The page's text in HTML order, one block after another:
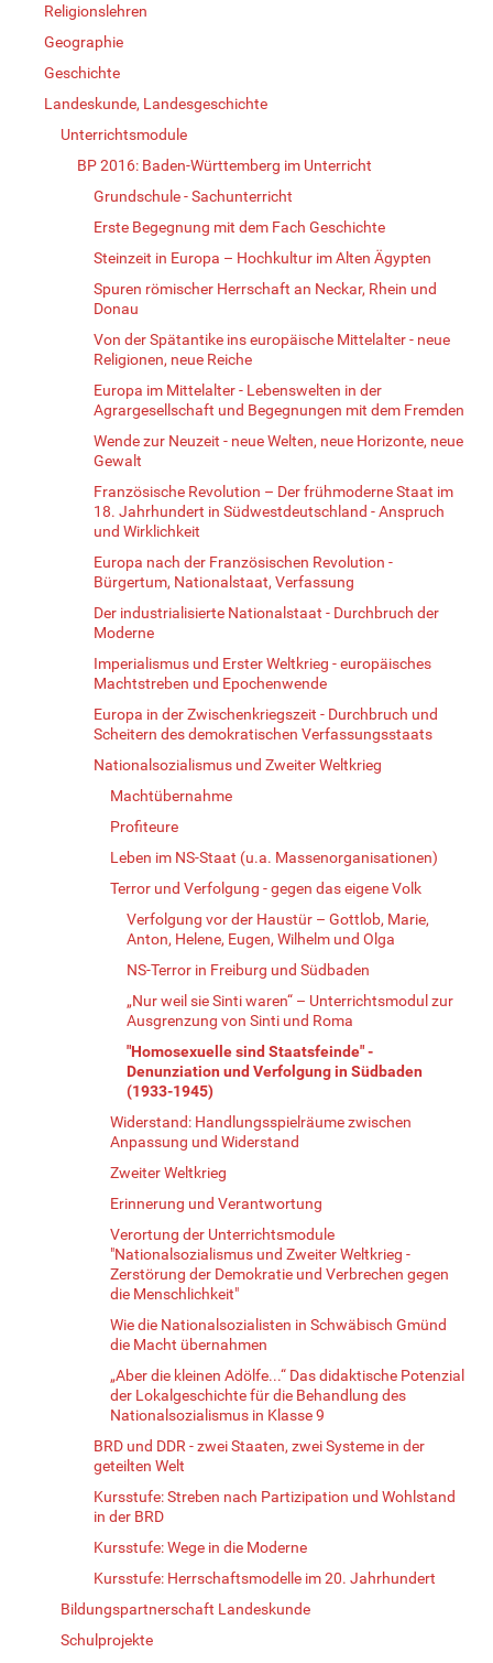
Religionslehren
Geographie
Geschichte
Landeskunde, Landesgeschichte
Unterrichtsmodule
BP 2016: Baden-Württemberg im Unterricht
Grundschule - Sachunterricht
Erste Begegnung mit dem Fach Geschichte
Steinzeit in Europa – Hochkultur im Alten Ägypten
Spuren römischer Herrschaft an Neckar, Rhein und
Donau
Von der Spätantike ins europäische Mittelalter - neue
Religionen, neue Reiche
Europa im Mittelalter - Lebenswelten in der
Agrargesellschaft und Begegnungen mit dem Fremden
Wende zur Neuzeit - neue Welten, neue Horizonte, neue
Gewalt
Französische Revolution – Der frühmoderne Staat im
18. Jahrhundert in Südwestdeutschland - Anspruch
und Wirklichkeit
Europa nach der Französischen Revolution -
Bürgertum, Nationalstaat, Verfassung
Der industrialisierte Nationalstaat - Durchbruch der
Moderne
Imperialismus und Erster Weltkrieg - europäisches
Machtstreben und Epochenwende
Europa in der Zwischenkriegszeit - Durchbruch und
Scheitern des demokratischen Verfassungsstaats
Nationalsozialismus und Zweiter Weltkrieg
Machtübernahme
Profiteure
Leben im NS-Staat (u.a. Massenorganisationen)
Terror und Verfolgung - gegen das eigene Volk
Verfolgung vor der Haustür – Gottlob, Marie,
Anton, Helene, Eugen, Wilhelm und Olga
NS-Terror in Freiburg und Südbaden
„Nur weil sie Sinti waren“ – Unterrichtsmodul zur
Ausgrenzung von Sinti und Roma
"Homosexuelle sind Staatsfeinde" -
Denunziation und Verfolgung in Südbaden
(1933-1945)
Widerstand: Handlungsspielräume zwischen
Anpassung und Widerstand
Zweiter Weltkrieg
Erinnerung und Verantwortung
Verortung der Unterrichtsmodule
"Nationalsozialismus und Zweiter Weltkrieg -
Zerstörung der Demokratie und Verbrechen gegen
die Menschlichkeit"
Wie die Nationalsozialisten in Schwäbisch Gmünd
die Macht übernahmen
„Aber die kleinen Adölfe...“ Das didaktische Potenzial
der Lokalgeschichte für die Behandlung des
Nationalsozialismus in Klasse 9
BRD und DDR - zwei Staaten, zwei Systeme in der
geteilten Welt
Kursstufe: Streben nach Partizipation und Wohlstand
in der BRD
Kursstufe: Wege in die Moderne
Kursstufe: Herrschaftsmodelle im 20. Jahrhundert
Bildungspartnerschaft Landeskunde
Schulprojekte